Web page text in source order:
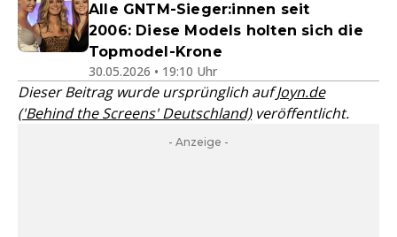
Alle GNTM-Sieger:innen seit
2006: Diese Models holten sich die
Topmodel-Krone
30.05.2026 • 19:10 Uhr
Dieser Beitrag wurde ursprünglich aufJoyn.de
('Behind the Screens' Deutschland)veröffentlicht.
- Anzeige -